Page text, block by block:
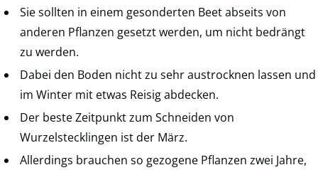
Sie sollten in einem gesonderten Beet abseits von
anderen Pflanzen gesetzt werden, um nicht bedrängt
zu werden.
Dabei den Boden nicht zu sehr austrocknen lassen und
im Winter mit etwas Reisig abdecken.
Der beste Zeitpunkt zum Schneiden von
Wurzelstecklingen ist der März.
Allerdings brauchen so gezogene Pflanzen zwei Jahre,